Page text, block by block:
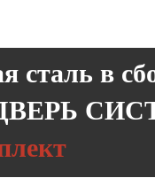
сталь в